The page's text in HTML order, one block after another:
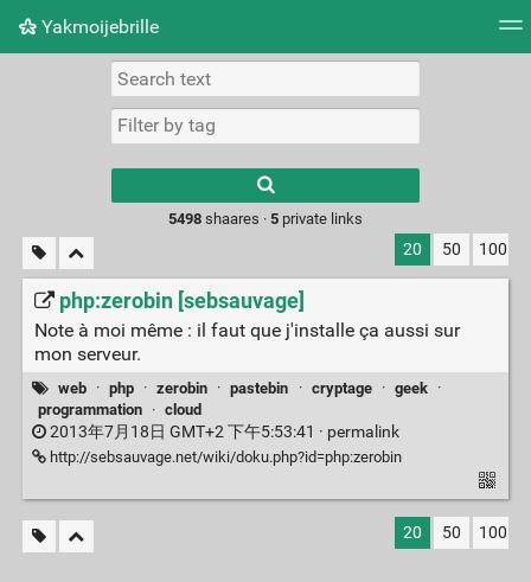
Yakmoijebrille
Picture wall
results.
5498shaares · 5private links
20 50 100
php:zerobin [sebsauvage]
Note à moi même : il faut que j'installe ça aussi sur
mon serveur.
web · php · zerobin · pastebin · cryptage · geek
·
programmation
· cloud
2013年7月18日 GMT+2 下午5:53:41 · permalink
http://sebsauvage.net/wiki/doku.php?id=php:zerobin
20 50 100